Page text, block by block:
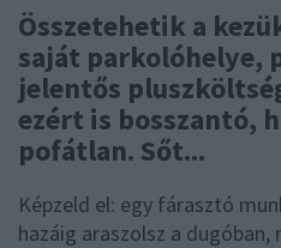
Összetehetik a
saját parkolóhelye,
jelentős
ezért is bosszantó,
pofátlan. Sőt...
Képzeld el: egy fárasztó
hazáig araszolsz a